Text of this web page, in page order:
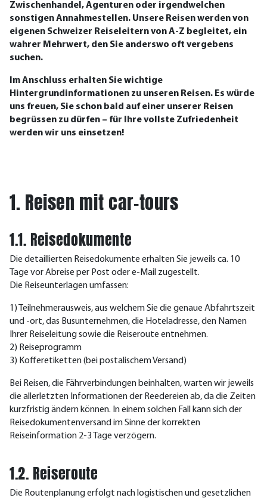
Zwischenhandel, Agenturen oder irgendwelchen
sonstigen Annahmestellen. Unsere Reisen werden von
eigenen Schweizer Reiseleitern von A-Z begleitet, ein
wahrer Mehrwert, den Sie anderswo oft vergebens
suchen.
Im Anschluss erhalten Sie wichtige
Hintergrundinformationen zu unseren Reisen. Es würde
uns freuen, Sie schon bald auf einer unserer Reisen
begrüssen zu dürfen – für Ihre vollste Zufriedenheit
werden wir uns einsetzen!
1. Reisen mit car-tours
1.1. Reisedokumente
Die detaillierten Reisedokumente erhalten Sie jeweils ca. 10
Tage vor Abreise per Post oder e-Mail zugestellt.
Die Reiseunterlagen umfassen:
1) Teilnehmerausweis, aus welchem Sie die genaue Abfahrtszeit
und -ort, das Busunternehmen, die Hoteladresse, den Namen
Ihrer Reiseleitung sowie die Reiseroute entnehmen.
2) Reiseprogramm
3) Kofferetiketten (bei postalischem Versand)
Bei Reisen, die Fährverbindungen beinhalten, warten wir jeweils
die allerletzten Informationen der Reedereien ab, da die Zeiten
kurzfristig ändern können. In einem solchen Fall kann sich der
Reisedokumentenversand im Sinne der korrekten
Reiseinformation 2-3 Tage verzögern.
1.2. Reiseroute
Die Routenplanung erfolgt nach logistischen und gesetzlichen